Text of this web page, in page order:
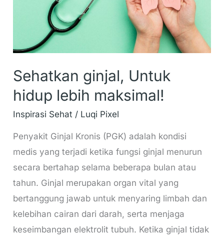
Sehatkan ginjal, Untuk
hidup lebih maksimal!
Inspirasi Sehat / Luqi Pixel
Penyakit Ginjal Kronis (PGK) adalah kondisi
medis yang terjadi ketika fungsi ginjal menurun
secara bertahap selama beberapa bulan atau
tahun. Ginjal merupakan organ vital yang
bertanggung jawab untuk menyaring limbah dan
kelebihan cairan dari darah, serta menjaga
keseimbangan elektrolit tubuh. Ketika ginjal tidak
maksimal!